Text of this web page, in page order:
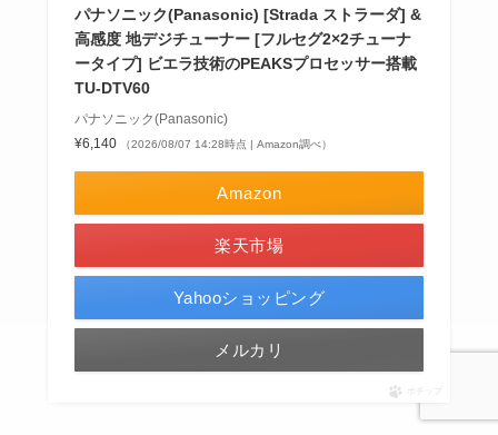
パナソニック(Panasonic) [Strada ストラーダ] &
高感度 地デジチューナー [フルセグ2×2チューナ
ータイプ] ビエラ技術のPEAKSプロセッサー搭載
TU-DTV60
パナソニック(Panasonic)
¥6,140
（2026/08/07 14:28時点 | Amazon調べ）
Amazon
楽天市場
Yahooショッピング
メルカリ